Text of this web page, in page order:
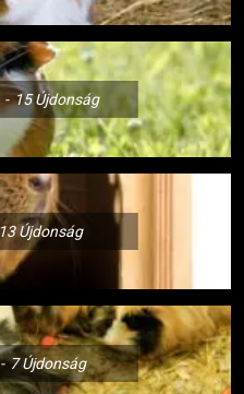
15Újdonság
13Újdonság
7Újdonság